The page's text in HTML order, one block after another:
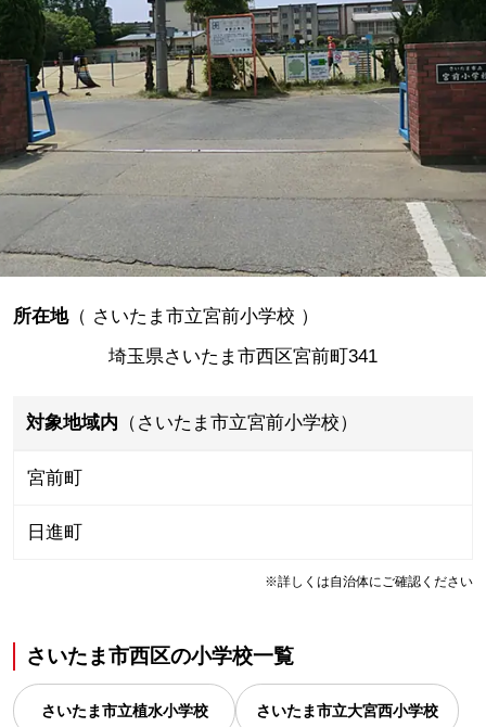
所在地（ さいたま市立宮前小学校 ）
埼玉県さいたま市西区宮前町341
対象地域内 （さいたま市立宮前小学校）
宮前町
日進町
※詳しくは自治体にご確認ください
さいたま市西区の小学校一覧
さいたま市立植水小学校 さいたま市立大宮西小学校